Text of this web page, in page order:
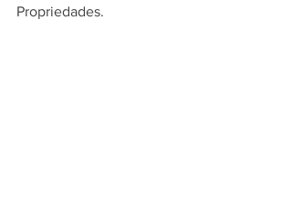
Propriedades.